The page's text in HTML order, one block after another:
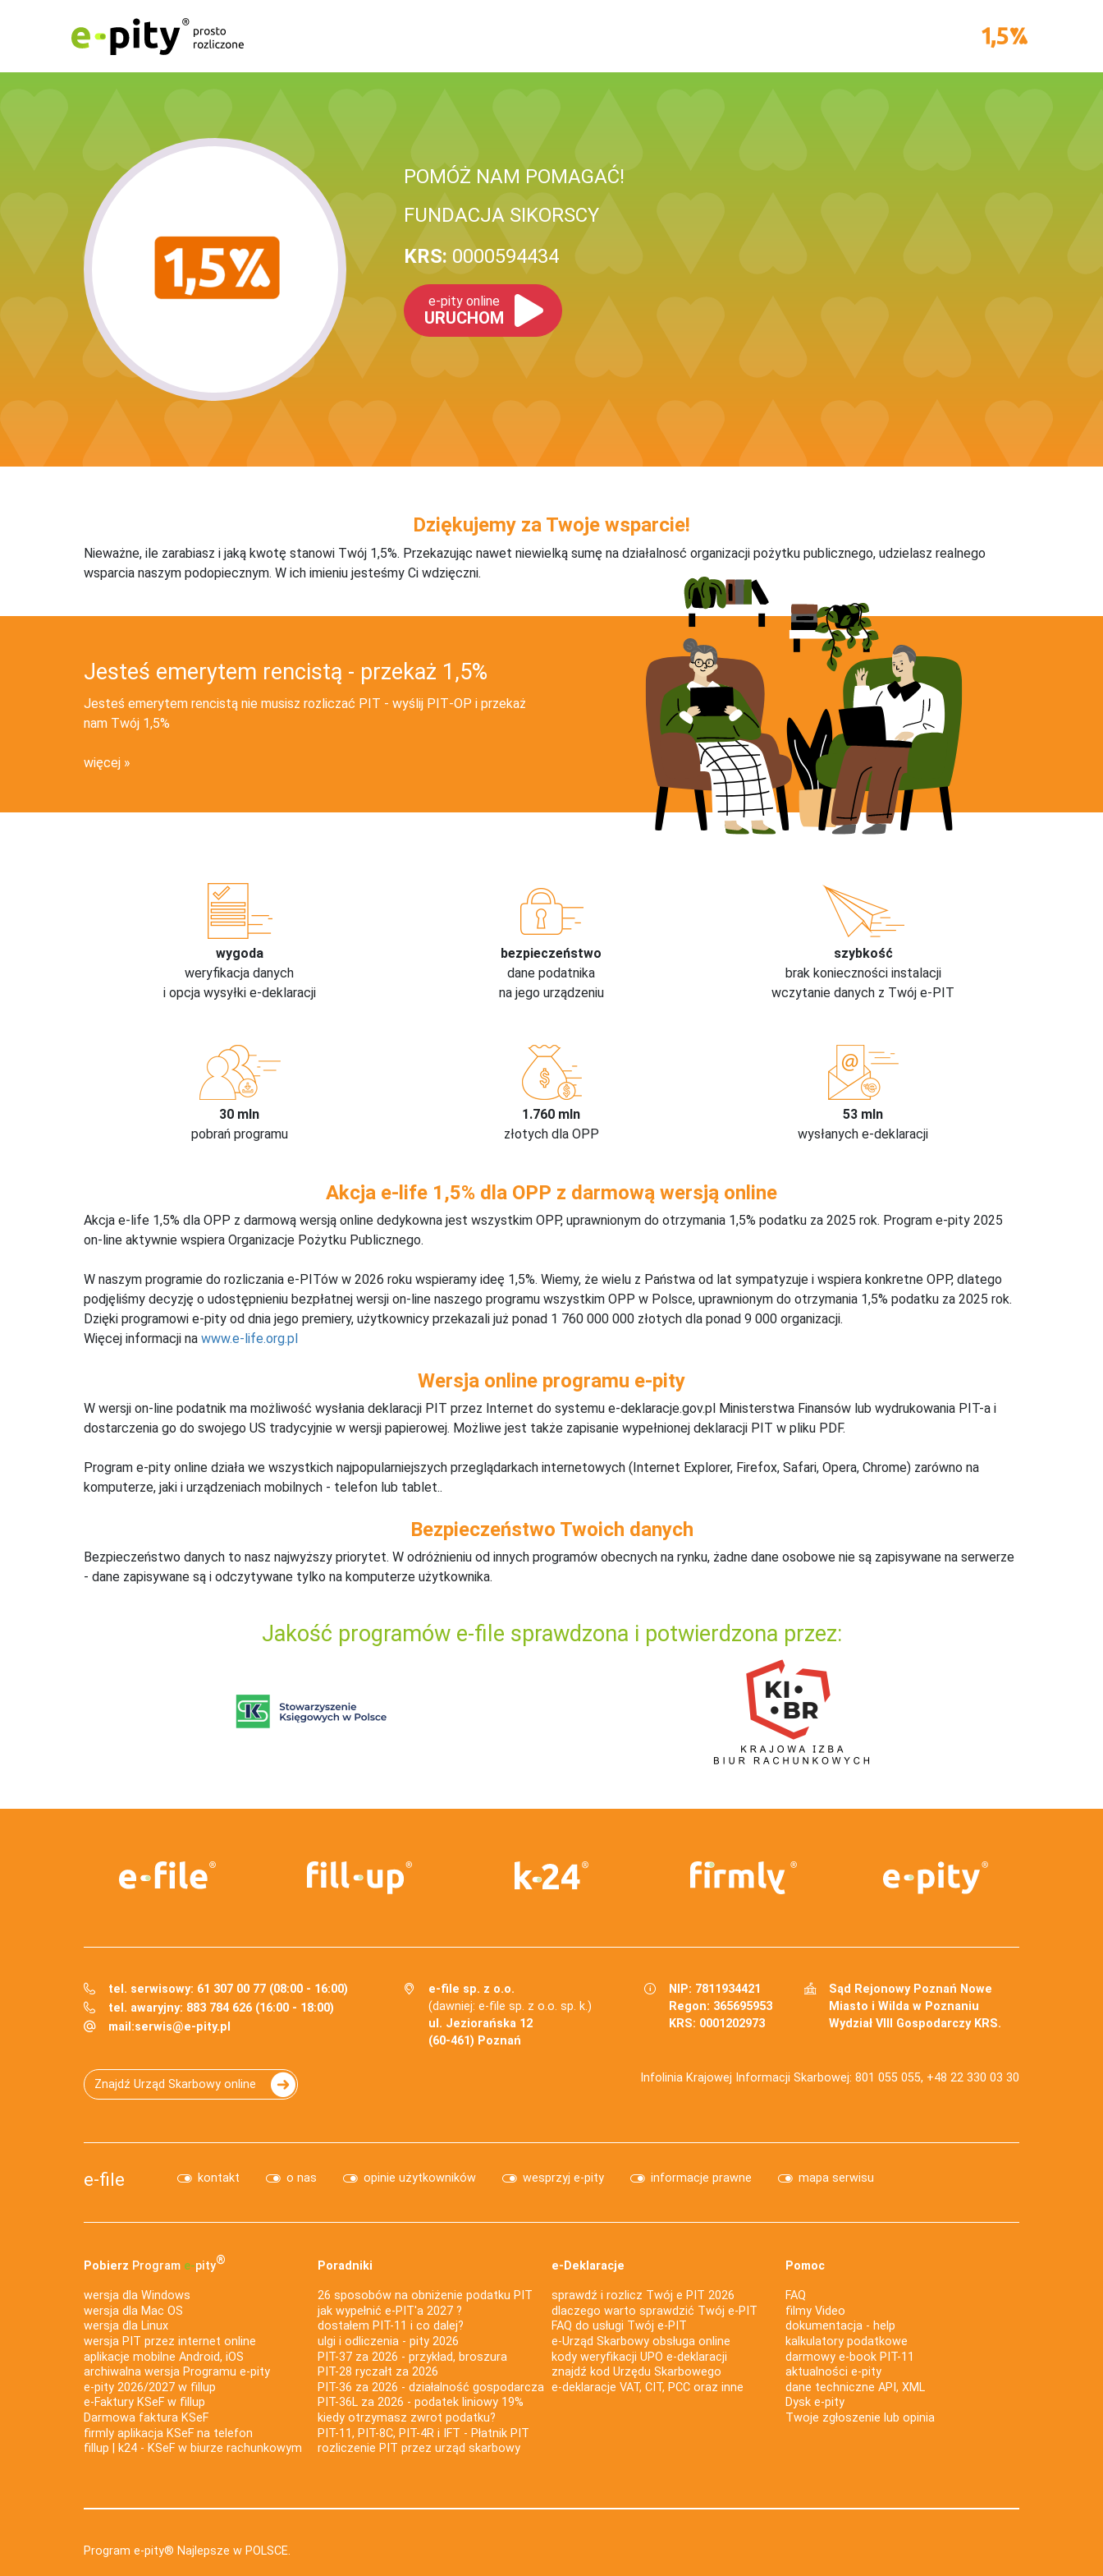
POMÓŻ NAM POMAGAĆ!
FUNDACJA SIKORSCY
KRS: 0000594434
e-pity online
URUCHOM
Dziękujemy za Twoje wsparcie!
Nieważne, ile zarabiasz i jaką kwotę stanowi Twój 1,5%. Przekazując nawet niewielką sumę na działalnosć organizacji pożytku publicznego, udzielasz realnego
wsparcia naszym podopiecznym. W ich imieniu jesteśmy Ci wdzięczni.
Jesteś emerytem rencistą - przekaż 1,5%
Jesteś emerytem rencistą nie musisz rozliczać PIT - wyślij PIT‑OP i przekaż
nam Twój 1,5%
więcej
wygoda
weryfikacja danych
i opcja wysyłki e-deklaracji
bezpieczeństwo
dane podatnika
na jego urządzeniu
szybkość
brak konieczności instalacji
wczytanie danych z Twój e-PIT
30 mln
pobrań programu
1.760 mln
złotych dla OPP
53 mln
wysłanych e-deklaracji
Akcja e-life 1,5% dla OPP z darmową wersją online
Akcja e-life 1,5% dla OPP z darmową wersją online dedykowna jest wszystkim OPP, uprawnionym do otrzymania 1,5% podatku za 2025 rok. Program e-pity 2025
on-line aktywnie wspiera Organizacje Pożytku Publicznego.
W naszym programie do rozliczania e-PITów w 2026 roku wspieramy ideę 1,5%. Wiemy, że wielu z Państwa od lat sympatyzuje i wspiera konkretne OPP, dlatego
podjęliśmy decyzję o udostępnieniu bezpłatnej wersji on-line naszego programu wszystkim OPP w Polsce, uprawnionym do otrzymania 1,5% podatku za 2025 rok.
Dzięki programowi e-pity od dnia jego premiery, użytkownicy przekazali już ponad 1 760 000 000 złotych dla ponad 9 000 organizacji.
Więcej informacji na www.e-life.org.pl
Wersja online programu e-pity
W wersji on-line podatnik ma możliwość wysłania deklaracji PIT przez Internet do systemu e-deklaracje.gov.pl Ministerstwa Finansów lub wydrukowania PIT-a i
dostarczenia go do swojego US tradycyjnie w wersji papierowej. Możliwe jest także zapisanie wypełnionej deklaracji PIT w pliku PDF.
Program e-pity online działa we wszystkich najpopularniejszych przeglądarkach internetowych (Internet Explorer, Firefox, Safari, Opera, Chrome) zarówno na
komputerze, jaki i urządzeniach mobilnych - telefon lub tablet..
Bezpieczeństwo Twoich danych
Bezpieczeństwo danych to nasz najwyższy priorytet. W odróżnieniu od innych programów obecnych na rynku, żadne dane osobowe nie są zapisywane na serwerze
- dane zapisywane są i odczytywane tylko na komputerze użytkownika.
Jakość programów e-file sprawdzona i potwierdzona przez:
tel. serwisowy: 61 307 00 77 (08:00 - 16:00)
tel. awaryjny: 883 784 626 (16:00 - 18:00)
mail:serwis@e-pity.pl
e-file sp. z o.o.
(dawniej: e-file sp. z o.o. sp. k.)
ul. Jeziorańska 12
(60-461) Poznań
NIP: 7811934421
Regon: 365695953
KRS: 0001202973
Sąd Rejonowy Poznań Nowe
Miasto i Wilda w Poznaniu
Wydział VIII Gospodarczy KRS.
Znajdź Urząd Skarbowy online Infolinia Krajowej Informacji Skarbowej: 801 055 055, +48 22 330 03 30
e-file kontakt o nas opinie użytkowników wesprzyj e-pity informacje prawne mapa serwisu
Pobierz Program e‑pity®
wersja dla Windows
wersja dla Mac OS
wersja dla Linux
wersja PIT przez internet online
aplikacje mobilne Android, iOS
archiwalna wersja Programu e-pity
e-pity 2026/2027 w fillup
e‑Faktury KSeF w fillup
Darmowa faktura KSeF
firmly aplikacja KSeF na telefon
fillup | k24 - KSeF w biurze rachunkowym
Poradniki
26 sposobów na obniżenie podatku PIT
jak wypełnić e-PIT'a 2027 ?
dostałem PIT-11 i co dalej?
ulgi i odliczenia - pity 2026
PIT-37 za 2026 - przykład, broszura
PIT-28 ryczałt za 2026
PIT-36 za 2026 - działalność gospodarcza
PIT-36L za 2026 - podatek liniowy 19%
kiedy otrzymasz zwrot podatku?
PIT-11, PIT-8C, PIT-4R i IFT - Płatnik PIT
rozliczenie PIT przez urząd skarbowy
e-Deklaracje
sprawdź i rozlicz Twój e PIT 2026
dlaczego warto sprawdzić Twój e-PIT
FAQ do usługi Twój e-PIT
e-Urząd Skarbowy obsługa online
kody weryfikacji UPO e-deklaracji
znajdź kod Urzędu Skarbowego
e-deklaracje VAT, CIT, PCC oraz inne
Pomoc
FAQ
filmy Video
dokumentacja - help
kalkulatory podatkowe
darmowy e-book PIT-11
aktualności e-pity
dane techniczne API, XML
Dysk e-pity
Twoje zgłoszenie lub opinia
Program e-pity® Najlepsze w POLSCE.